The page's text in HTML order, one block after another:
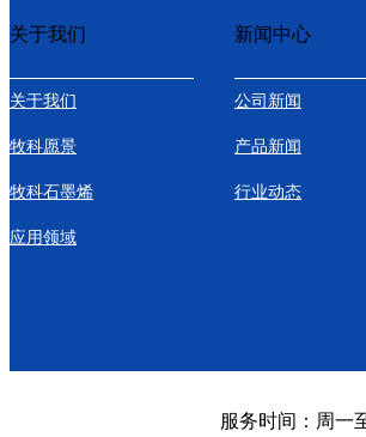
关于我们 新闻中心
关于我们
牧科愿景
牧科石墨烯
应用领域
公司新闻
产品新闻
行业动态
服务时间：周一